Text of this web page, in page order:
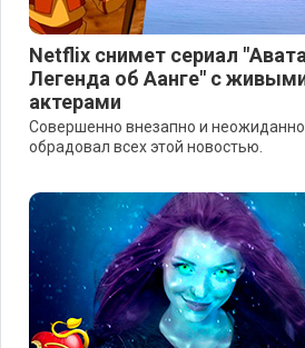
Netflix снимет сериал
Легенда об Аанге" с
актерами
Совершенно внезапно и
обрадовал всех этой новостью.